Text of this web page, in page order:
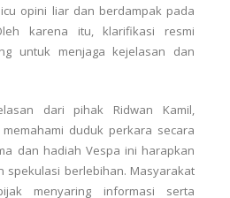
opini liar dan berdampak pada
karena itu, klarifikasi resmi
untuk menjaga kejelasan dan
dari pihak Ridwan Kamil,
duduk perkara secara
dan hadiah Vespa ini harapkan
spekulasi berlebihan. Masyarakat
menyaring informasi serta